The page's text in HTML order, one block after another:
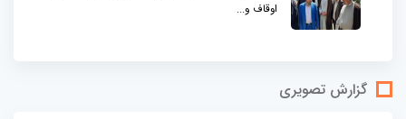
اوقاف و...
گزارش تصویری